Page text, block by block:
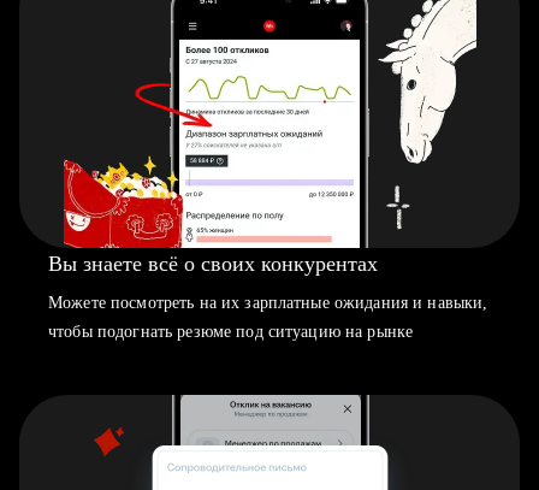
Вы знаете всё о своих конкурентах
Можете посмотреть на их зарплатные ожидания и навыки,
чтобы подогнать резюме под ситуацию на рынке